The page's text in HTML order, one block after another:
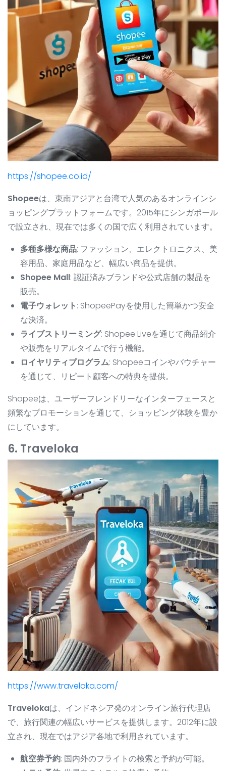
https://shopee.co.id/
Shopeeは、東南アジアと台湾で人気のあるオンラインシ
ョッピングプラットフォームです。2015年にシンガポール
で設立され、現在では多くの国で広く利用されています。
多種多様な商品: ファッション、エレクトロニクス、美
容用品、家庭用品など、幅広い商品を提供。
Shopee Mall: 認証済みブランドや公式店舗の製品を
販売。
電子ウォレット: ShopeePayを使用した簡単かつ安全
な決済。
ライブストリーミング: Shopee Liveを通じて商品紹介
や販売をリアルタイムで行う機能。
ロイヤリティプログラム: Shopeeコインやバウチャー
を通じて、リピート顧客への特典を提供。
Shopeeは、ユーザーフレンドリーなインターフェースと
頻繁なプロモーションを通じて、ショッピング体験を豊か
にしています。
6. Traveloka
https://www.traveloka.com/
Travelokaは、インドネシア発のオンライン旅行代理店
で、旅行関連の幅広いサービスを提供します。2012年に設
立され、現在ではアジア各地で利用されています。
航空券予約: 国内外のフライトの検索と予約が可能。